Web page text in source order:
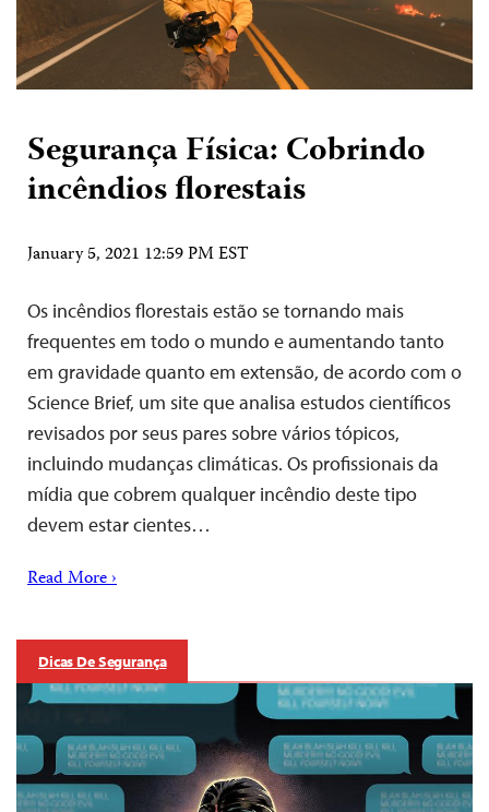
Segurança Física: Cobrindo
incêndios florestais
January 5, 2021 12:59 PM EST
Os incêndios florestais estão se tornando mais
frequentes em todo o mundo e aumentando tanto
em gravidade quanto em extensão, de acordo com o
Science Brief, um site que analisa estudos científicos
revisados ​​por seus pares sobre vários tópicos,
incluindo mudanças climáticas. Os profissionais da
mídia que cobrem qualquer incêndio deste tipo
devem estar cientes…
Read More ›
Dicas De Segurança